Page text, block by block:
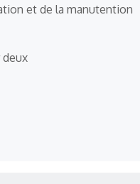
et de la manutention
deux